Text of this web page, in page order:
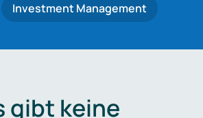
Investment Management
gibt keine